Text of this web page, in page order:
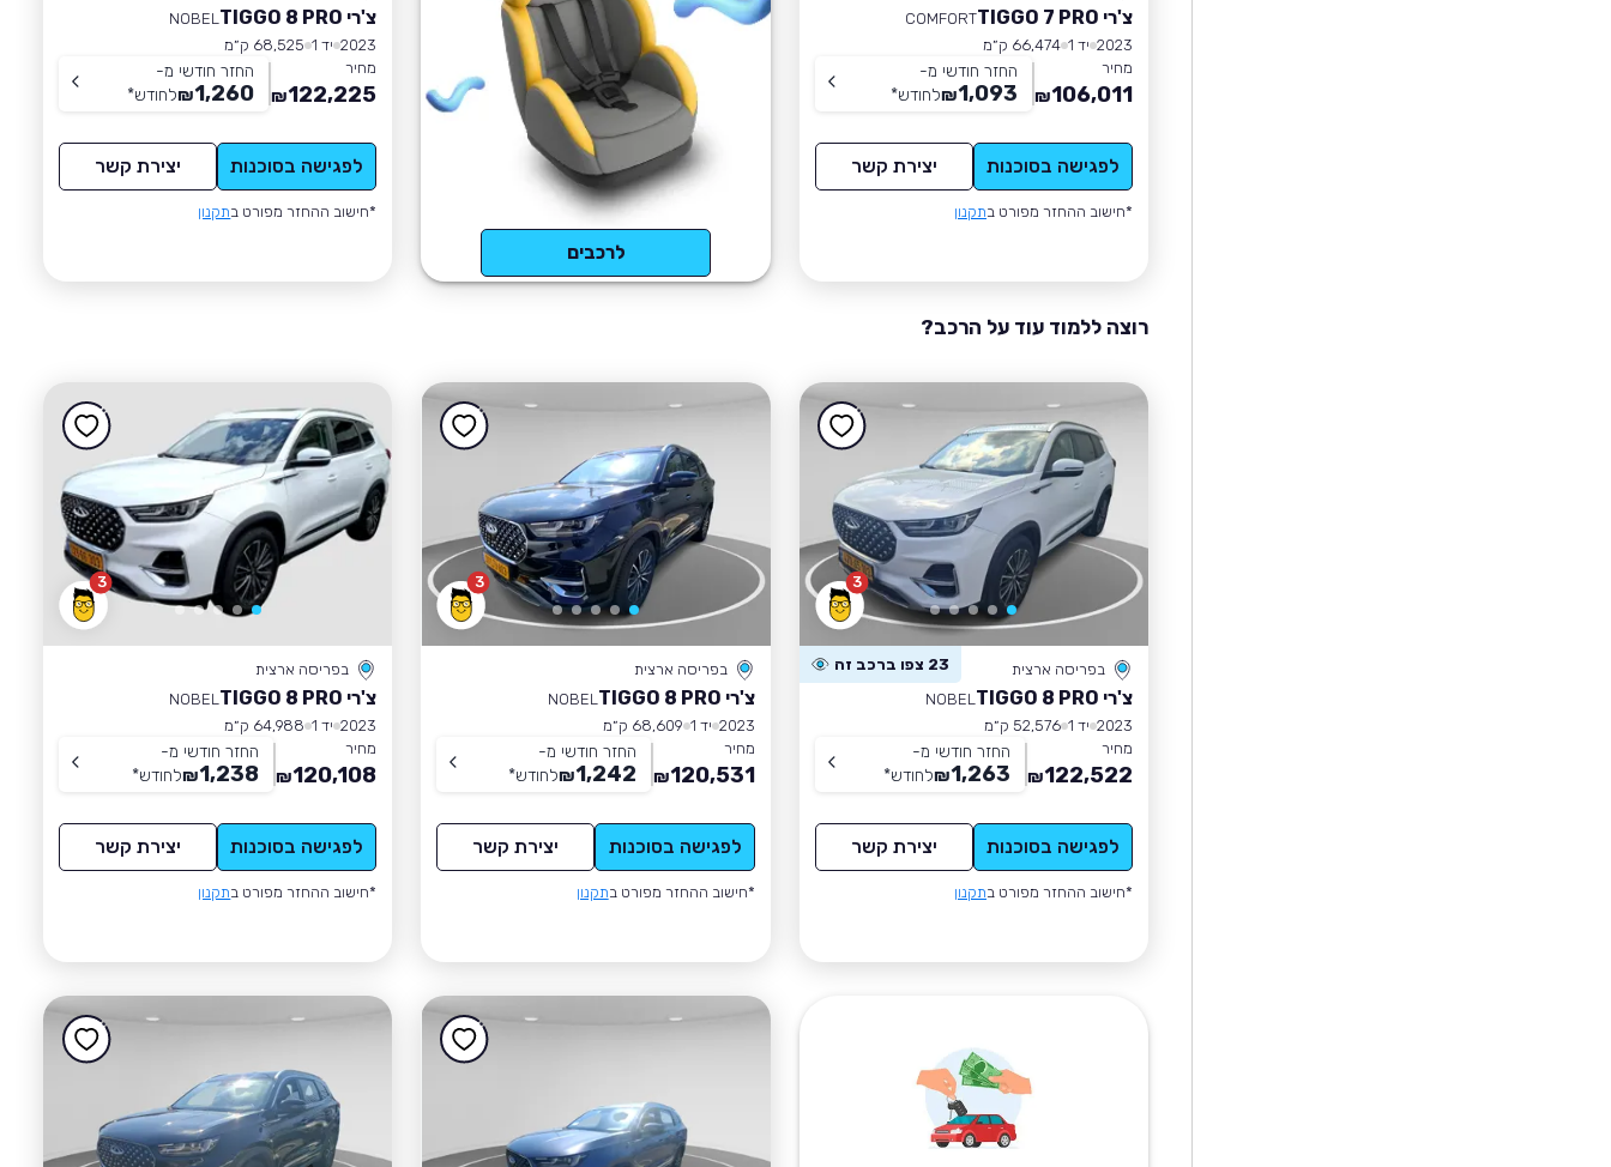
צ'רי TIGGO 7 PRO
COMFORT
2023 יד 1
66,474 ק״מ
מחיר
106,011
₪
החזר חודשי מ-
1,093
₪לחודש*
לפגישה בסוכנות יצירת קשר
*חישוב ההחזר מפורט בתקנון
לרכבים
צ'רי TIGGO 8 PRO
NOBEL
2023 יד 1
68,525 ק״מ
מחיר
122,225
₪
החזר חודשי מ-
1,260
₪לחודש*
לפגישה בסוכנות יצירת קשר
*חישוב ההחזר מפורט בתקנון
רוצה ללמוד עוד על הרכב?
3
בפריסה ארצית 23 צפו ברכב זה
צ'רי TIGGO 8 PRO
NOBEL
2023 יד 1
52,576 ק״מ
מחיר
122,522
₪
החזר חודשי מ-
1,263
₪לחודש*
לפגישה בסוכנות יצירת קשר
*חישוב ההחזר מפורט בתקנון
3
בפריסה ארצית
צ'רי TIGGO 8 PRO
NOBEL
2023 יד 1
68,609 ק״מ
מחיר
120,531
₪
החזר חודשי מ-
1,242
₪לחודש*
לפגישה בסוכנות יצירת קשר
*חישוב ההחזר מפורט בתקנון
3
בפריסה ארצית
צ'רי TIGGO 8 PRO
NOBEL
2023 יד 1
64,988 ק״מ
מחיר
120,108
₪
החזר חודשי מ-
1,238
₪לחודש*
לפגישה בסוכנות יצירת קשר
*חישוב ההחזר מפורט בתקנון